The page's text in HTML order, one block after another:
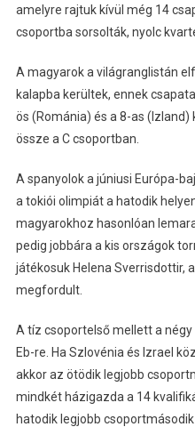
amelyre rajtuk kívül még 14
csoportba sorsolták, nyolc
A magyarok a világranglistán
kalapba kerültek, ennek
ös (Románia) és a 8-as
össze a C csoportban.
A spanyolok a júniusi Európa-
a tokiói olimpiát a hatodik
magyarokhoz hasonlóan
pedig jobbára a kis országok
játékosuk Helena Sverrisdottir,
megfordult.
A tíz csoportelső mellett a
Eb-re. Ha Szlovénia és Izrael
akkor az ötödik legjobb
mindkét házigazda a 14
hatodik legjobb csoportmásodik